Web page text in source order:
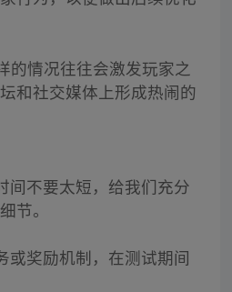
的情况往往会激发玩家之
和社交媒体上形成热闹的
间不要太短，给我们充分
节。
或奖励机制，在测试期间